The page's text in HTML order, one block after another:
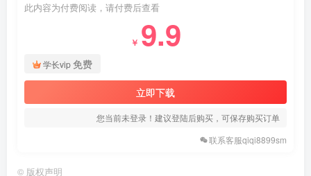
此内容为付费阅读，请付费后查看
￥ 9.9
学长vip免费
立即下载
您当前未登录！建议登陆后购买，可保存购买订单
联系客服qiqi8899sm
© 版权声明